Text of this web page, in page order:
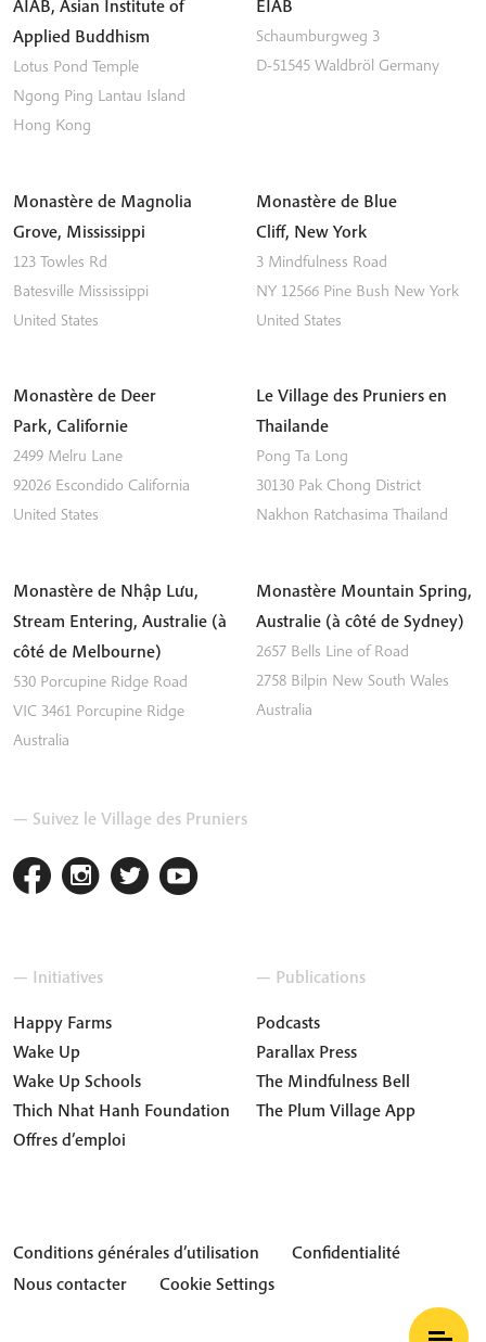
AIAB, Asian Institute of
Applied Buddhism
Lotus Pond Temple
Ngong Ping Lantau Island
Hong Kong
EIAB
Schaumburgweg 3
D-51545 Waldbröl Germany
Monastère de Magnolia
Grove, Mississippi
123 Towles Rd
Batesville Mississippi
United States
Monastère de Blue
Cliff, New York
3 Mindfulness Road
NY 12566 Pine Bush New York
United States
Monastère de Deer
Park, Californie
2499 Melru Lane
92026 Escondido California
United States
Le Village des Pruniers en
Thailande
Pong Ta Long
30130 Pak Chong District
Nakhon Ratchasima Thailand
Monastère de Nhập Lưu,
Stream Entering, Australie (à
côté de Melbourne)
530 Porcupine Ridge Road
VIC 3461 Porcupine Ridge
Australia
Monastère Mountain Spring,
Australie (à côté de Sydney)
2657 Bells Line of Road
2758 Bilpin New South Wales
Australia
— Suivez le Village des Pruniers
— Initiatives
Happy Farms
Wake Up
Wake Up Schools
Thich Nhat Hanh Foundation
Offres d’emploi
— Publications
Podcasts
Parallax Press
The Mindfulness Bell
The Plum Village App
Conditions générales d’utilisation
Confidentialité
Nous contacter
Cookie Settings